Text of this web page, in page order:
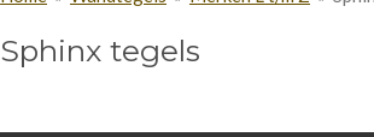
Sphinx tegels